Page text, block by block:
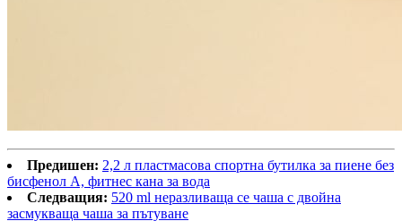
Предишен: 2,2 л пластмасова спортна бутилка за пиене без
бисфенол А, фитнес кана за вода
Следващия: 520 ml неразливаща се чаша с двойна
засмукваща чаша за пътуване